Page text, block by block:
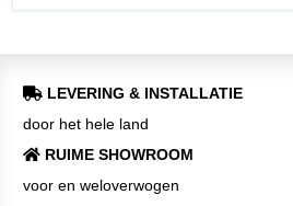
LEVERING & INSTALLATIE
door het hele land
RUIME SHOWROOM
voor en weloverwogen